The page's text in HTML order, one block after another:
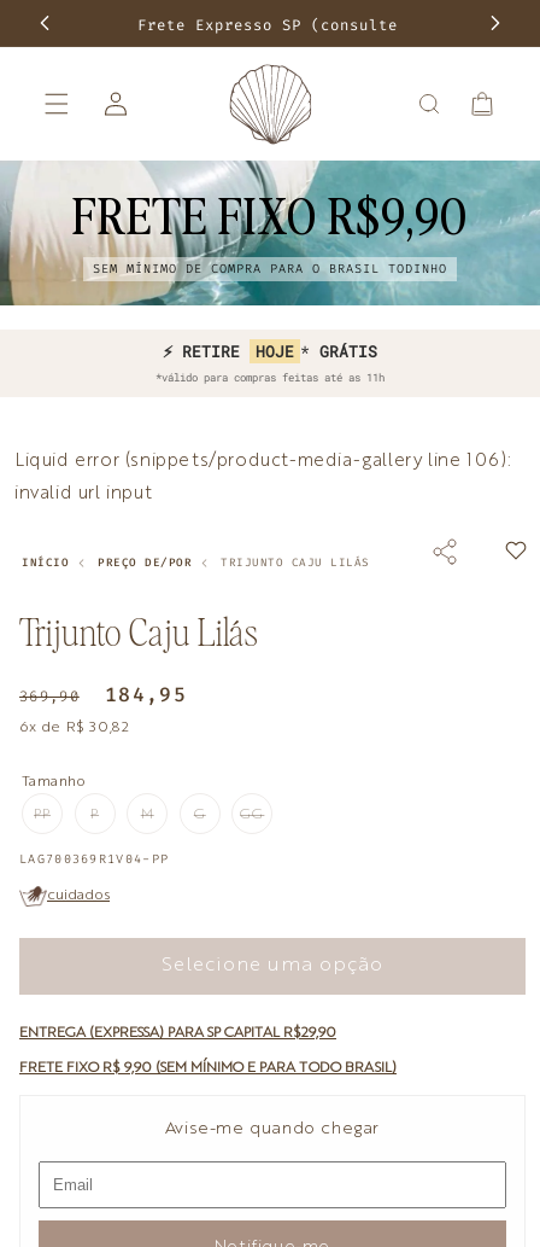
conteúdo
Frete Expresso SP (consulte
Frete
login
Carrinho
SEM MÍNIMO DE COMPRA PARA O BRASIL TODINHO
FRETE FIXO R$9,90
⚡ COMPRE HOJE E RECEBA AMANHÃ*
⚡ RETIRE HOJE * GRÁTIS
*válido para compras feitas até as 11h
Liquid error (snippets/product-media-gallery line 106):
invalid url input
INÍCIO PREÇO DE/POR TRIJUNTO CAJU LILÁS
Trijunto Caju Lilás
Preço
normal
369,90
Preço
promocional
184,95
6x de R$ 30,82
Tamanho
PPVARIANTE
INDISPONÍVEL
PVARIANTE
INDISPONÍVEL
MVARIANTE
INDISPONÍVEL
GVARIANTE
GGVARIANTE
SKU:
LAG700369R1V04-PP
cuidados
Selecione uma opção
ENTREGA (EXPRESSA) PARA SP CAPITAL R$29,90
FRETE FIXO R$ 9,90 (SEM MÍNIMO E PARA TODO BRASIL)
Avise-me quando chegar